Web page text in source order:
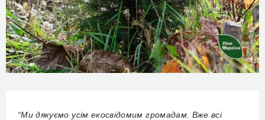
“Ми дякуємо усім екосвідомим громадам. Вже всі